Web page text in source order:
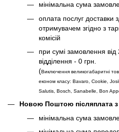
мінімальна сума
оплата послуг доставки
отримувачем згідно з
комісій
при сумі замовлення
відділення - 0 грн.
(Виключення великогабаритні
економ класу: Bavaro, Cookie,
Salutis, Bosch, Sanabelle, Bon
Новою Поштою післяплата
мінімальна сума